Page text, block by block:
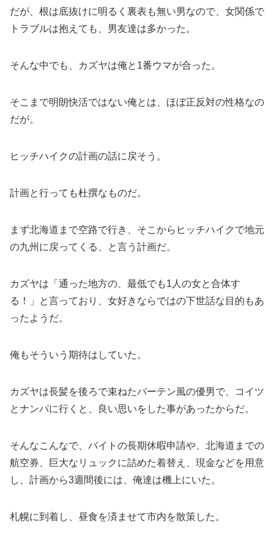
だが、根は底抜けに明るく裏表も無い男なので、女関係で
トラブルは抱えても、男友達は多かった。
そんな中でも、カズヤは俺と1番ウマが合った。
そこまで明朗快活ではない俺とは、ほぼ正反対の性格なの
だが。
ヒッチハイクの計画の話に戻そう。
計画と行っても杜撰なものだ。
まず北海道まで空路で行き、そこからヒッチハイクで地元
の九州に戻ってくる、と言う計画だ。
カズヤは「通った地方の、最低でも1人の女と合体す
る！」と言っており、女好きならではの下世話な目的もあ
ったようだ。
俺もそういう期待はしていた。
カズヤは長髪を後ろで束ねたバーテン風の優男で、コイツ
とナンパに行くと、良い思いをした事があったからだ。
そんなこんなで、バイトの長期休暇申請や、北海道までの
航空券、巨大なリュックに詰めた着替え、現金などを用意
し、計画から3週間後には、俺達は機上にいた。
札幌に到着し、昼食を済ませて市内を散策した。